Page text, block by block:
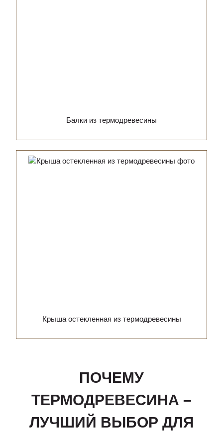
Балки из термодревесины
Крыша остекленная из термодревесины
ПОЧЕМУ
ТЕРМОДРЕВЕСИНА –
ЛУЧШИЙ ВЫБОР ДЛЯ